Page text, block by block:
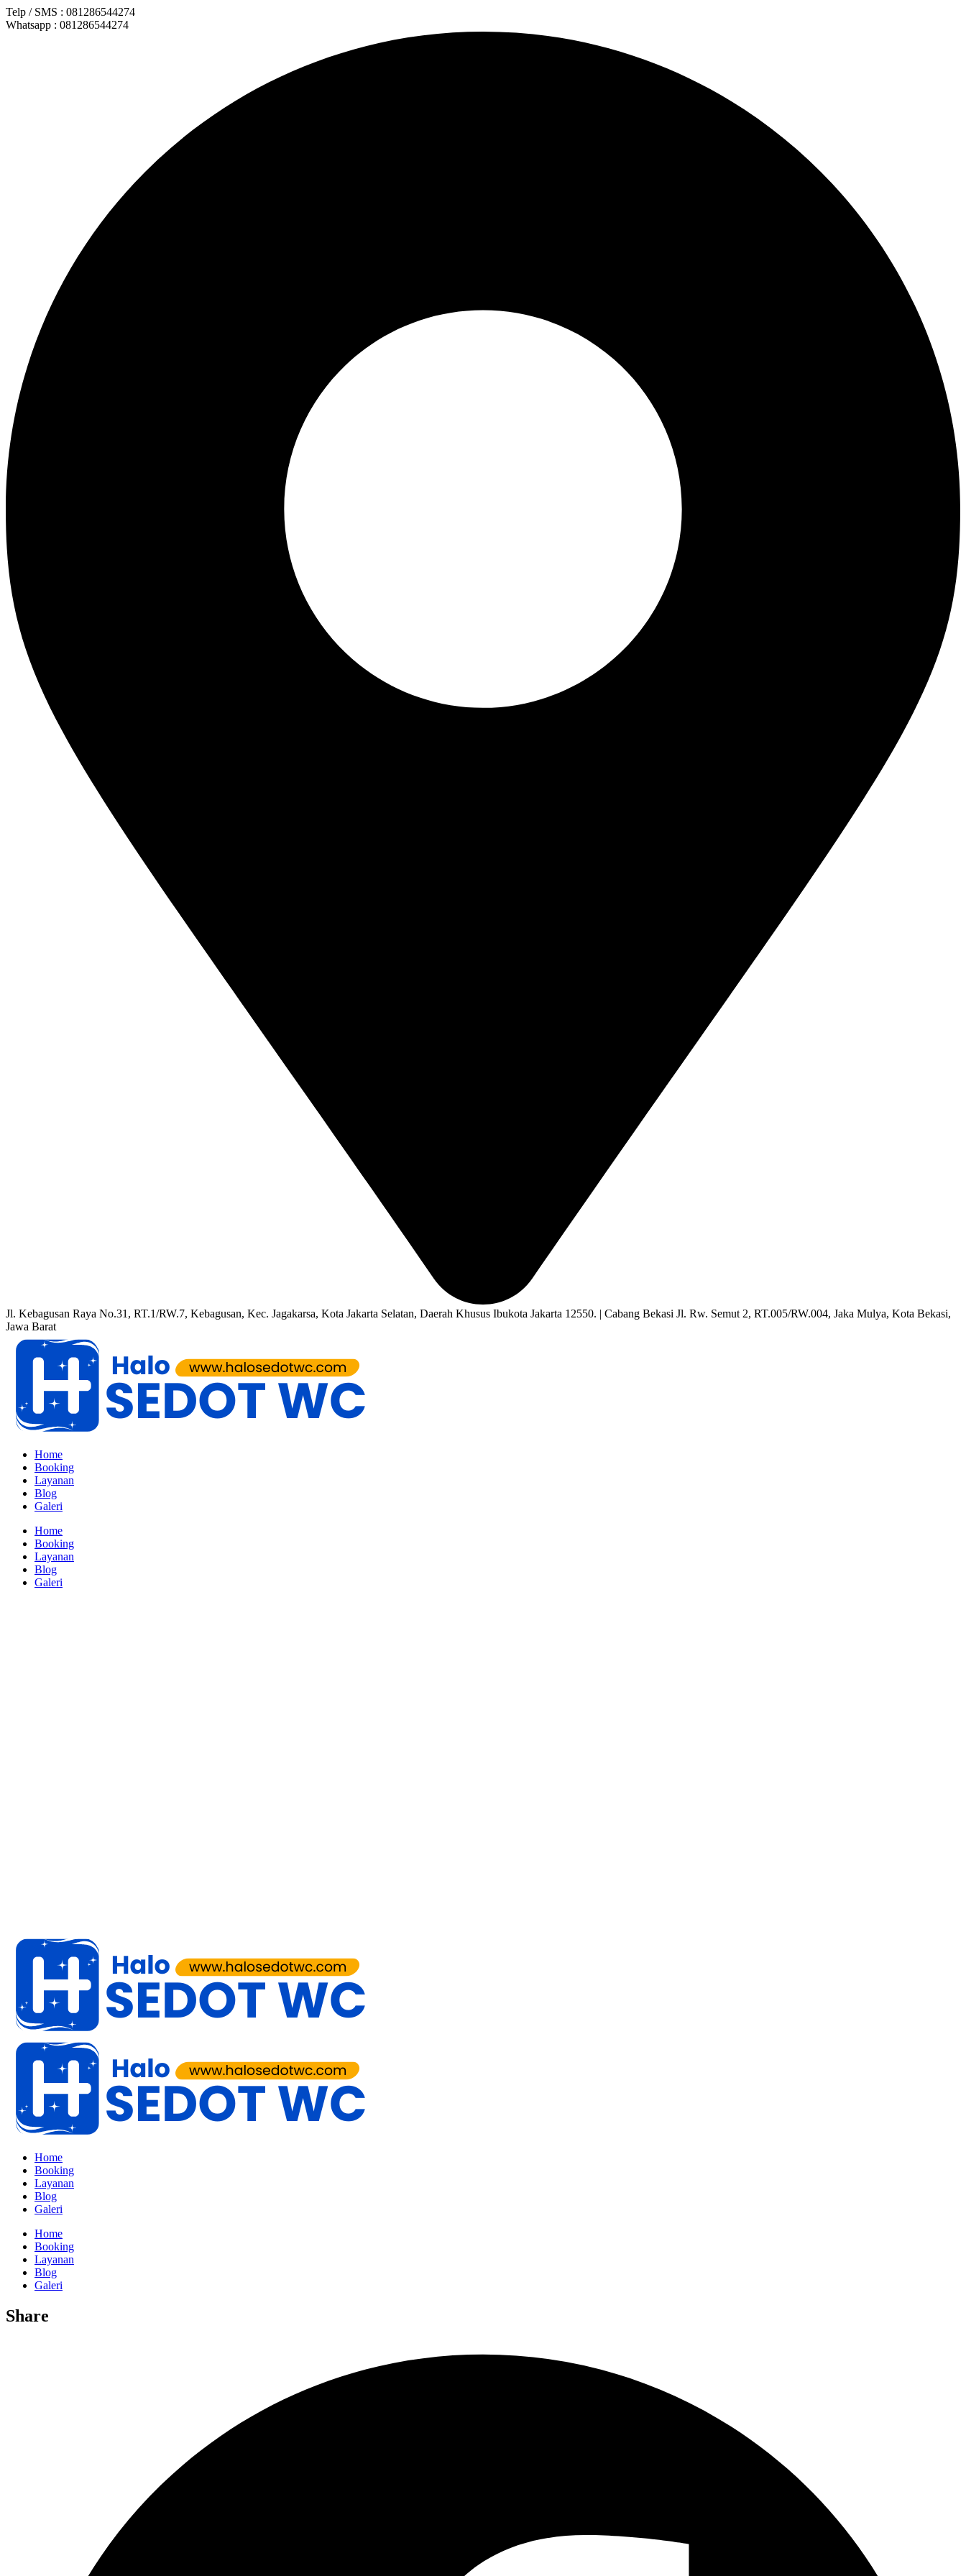
Lewati
ke
Telp / SMS : 081286544274
Whatsapp : 081286544274
Jl. Kebagusan Raya No.31, RT.1/RW.7, Kebagusan, Kec. Jagakarsa, Kota Jakarta Selatan, Daerah Khusus Ibukota Jakarta 12550. | Cabang Bekasi Jl. Rw. Semut 2, RT.005/RW.004, Jaka Mulya, Kota Bekasi,
Jawa Barat
Home
Booking
Layanan
Blog
Galeri
Home
Booking
Layanan
Blog
Galeri
Home
Booking
Layanan
Blog
Galeri
Home
Booking
Layanan
Blog
Galeri
Share